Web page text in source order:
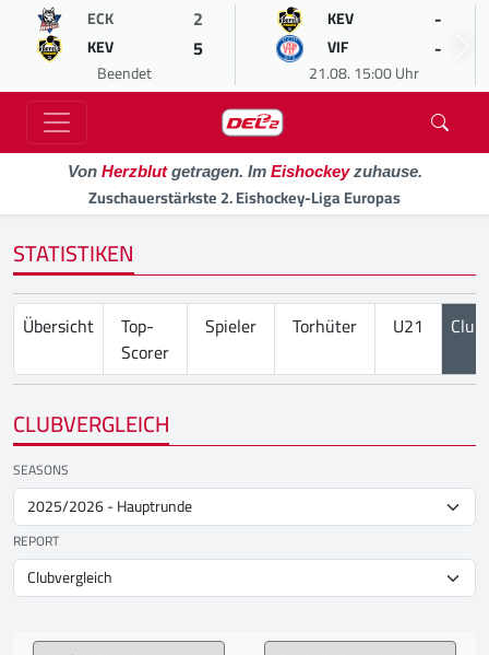
ECK 2
KEV 5
Beendet
KEV -
VIF -
21.08. 15:00 Uhr
Von Herzblutgetragen. Im Eishockeyzuhause.
Zuschauerstärkste 2. Eishockey-Liga Europas
STATISTIKEN
Übersicht
Top-
Scorer
Spieler Torhüter U21
CLUBVERGLEICH
SEASONS
REPORT